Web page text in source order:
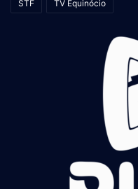
STF TV Equinócio